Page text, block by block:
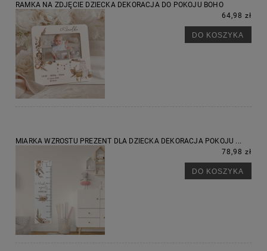
RAMKA NA ZDJĘCIE DZIECKA DEKORACJA DO POKOJU BOHO
64,98 zł
DO KOSZYKA
MIARKA WZROSTU PREZENT DLA DZIECKA DEKORACJA POKOJU ...
78,98 zł
DO KOSZYKA